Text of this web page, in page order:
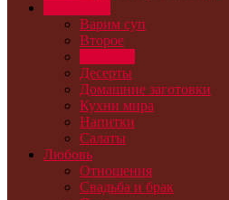
Варим суп
Второе
Десерты
Домашние заготовки
Кухни мира
Напитки
Салаты
Любовь
Отношения
Свадьба и брак